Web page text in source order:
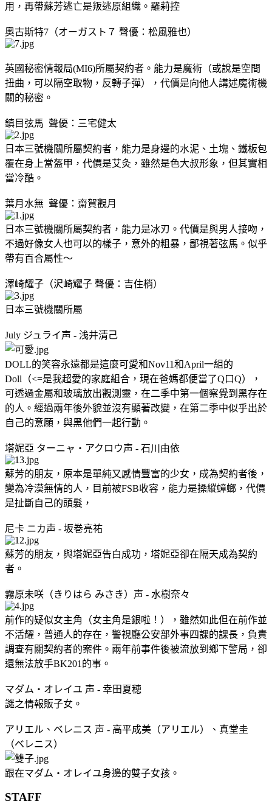
用，再帶蘇芳逃亡是叛逃原組織。 羅莉控
奧古斯特7（オーガスト７ 聲優：松風雅也）
英國秘密情報局(MI6)所屬契約者。能力是魔術（或說是空間
扭曲，可以隔空取物，反轉子彈），代價是向他人講述魔術機
關的秘密。
鎮目弦馬 聲優：三宅健太
日本三號機關所屬契約者，能力是身邊的水泥、土塊、鐵板包
覆在身上當盔甲，代價是艾灸，雖然是色大叔形象，但其實相
當冷酷。
葉月水無 聲優：齋賀觀月
日本三號機關所屬契約者，能力是冰刃。代價是與男人接吻，
不過好像女人也可以的樣子，意外的粗暴，鄙視著弦馬。似乎
帶有百合屬性～
澤崎耀子（沢崎耀子 聲優：吉住梢）
日本三號機關所屬
July ジュライ声 - 浅井清己
DOLL的笑容永遠都是這麼可愛和Nov11和April一組的
Doll（<=是我超愛的家庭組合，現在爸媽都便當了Q口Q），
可透過金屬和玻璃放出觀測靈，在二季中第一個察覺到黑存在
的人。經過兩年後外貌並沒有顯著改變，在第二季中似乎出於
自己的意願，與黑他們一起行動。
塔妮亞 ターニャ・アクロウ声 - 石川由依
蘇芳的朋友，原本是單純又感情豐富的少女，成為契約者後，
變為冷漠無情的人，目前被FSB收容，能力是操縱蟑螂，代價
是扯斷自己的頭髮，
尼卡 ニカ声 - 坂巻亮祐
蘇芳的朋友，與塔妮亞告白成功，塔妮亞卻在隔天成為契約
者。
霧原未咲（きりはら みさき）声 - 水樹奈々
前作的疑似女主角（女主角是銀啦！），雖然如此但在前作並
不活耀，普通人的存在，警視廳公安部外事四課的課長，負責
調查有關契約者的案件。兩年前事件後被流放到鄉下警局，卻
還無法放手BK201的事。
マダム・オレイユ 声 - 幸田夏穂
謎之情報販子女。
アリエル、ベレニス 声 - 高平成美（アリエル）、真堂圭
（ベレニス）
跟在マダム・オレイユ身邊的雙子女孩。
STAFF